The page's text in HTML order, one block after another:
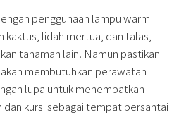
penggunaan lampu warm
lidah mertua, dan talas,
tanaman lain. Namun pastikan
membutuhkan perawatan
lupa untuk menempatkan
kursi sebagai tempat bersantai